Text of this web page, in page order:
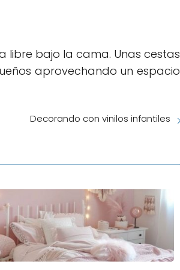
libre bajo la cama. Unas cestas
aprovechando un espacio
Decorando con vinilos infantiles